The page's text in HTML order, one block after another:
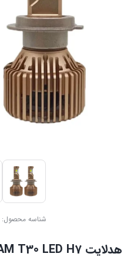
شناسه محصول:
هدلایت SAM T30 LED H7